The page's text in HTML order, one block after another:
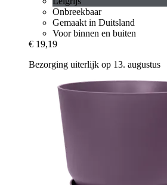
Onbreekbaar
Gemaakt in Duitsland
Voor binnen en buiten
€ 19,19
Bezorging uiterlijk op 13. augustus